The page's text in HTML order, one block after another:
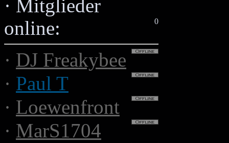
· Mitglieder
online:
0
· DJ Freakybee
· Paul T
· Loewenfront
· MarS1704